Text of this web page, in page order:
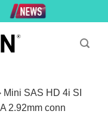
Mini SAS HD 4i SI
2.92mm conn